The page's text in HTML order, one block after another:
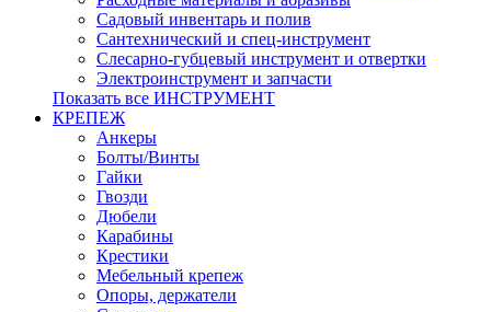
Садовый инвентарь и полив
Сантехнический и спец-инструмент
Слесарно-губцевый инструмент и отвертки
Электроинструмент и запчасти
Показать все ИНСТРУМЕНТ
КРЕПЕЖ
Анкеры
Болты/Винты
Гайки
Гвозди
Дюбели
Карабины
Крестики
Мебельный крепеж
Опоры, держатели